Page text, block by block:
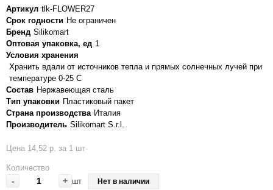
Артикул tlk-FLOWER27
Срок годности Не ограничен
Бренд Silikomart
Оптовая упаковка, ед 1
Условия хранения
Хранить вдали от источников тепла и прямых солнечных лучей при
температуре 0-25 С
Состав Нержавеющая сталь
Тип упаковки Пластиковый пакет
Страна производства Италия
Производитель Silikomart S.r.l.
Цена 14,52 р. за 1 шт
Количество
- + шт Нет в наличии